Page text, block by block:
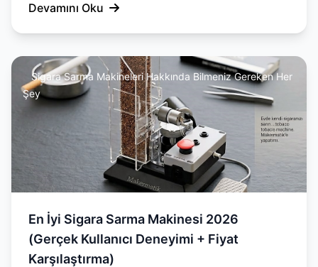
Devamını Oku
Sigara Sarma Makineleri Hakkında Bilmeniz Gereken Her
Şey
En İyi Sigara Sarma Makinesi 2026
(Gerçek Kullanıcı Deneyimi + Fiyat
Karşılaştırma)